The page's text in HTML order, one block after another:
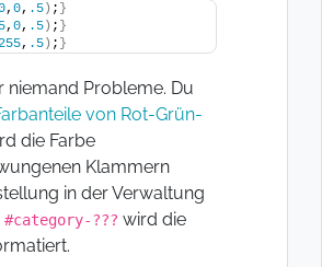
, 0, .5 ) ; }
, 0, .5 ) ; }
, .5 ) ; }
niemand Probleme. Du
von Rot-Grün-
die Farbe
Klammern
in der Verwaltung
#category-??? wird die